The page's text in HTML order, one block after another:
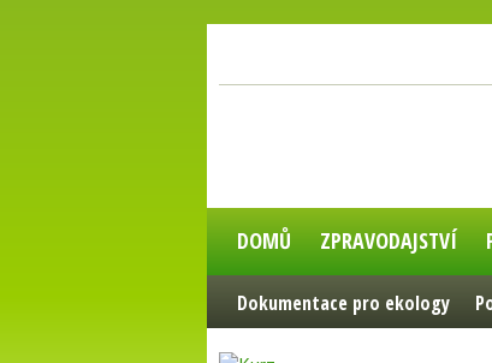
DOMŮ ZPRAVODAJSTVÍ
Dokumentace pro ekology